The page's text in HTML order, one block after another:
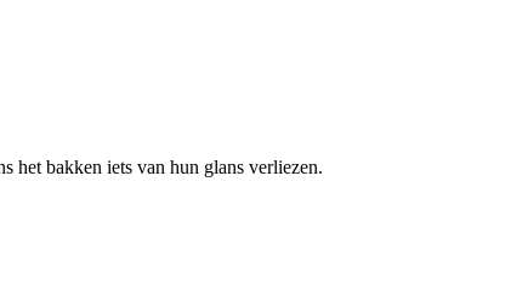
het bakken iets van hun glans verliezen.